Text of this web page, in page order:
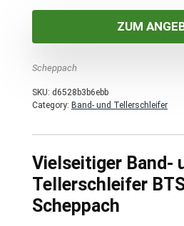
ZUM
Scheppach
SKU: d6528b3b6ebb
Category: Band- und Tellerschleifer
Vielseitiger Band-
Tellerschleifer
Scheppach